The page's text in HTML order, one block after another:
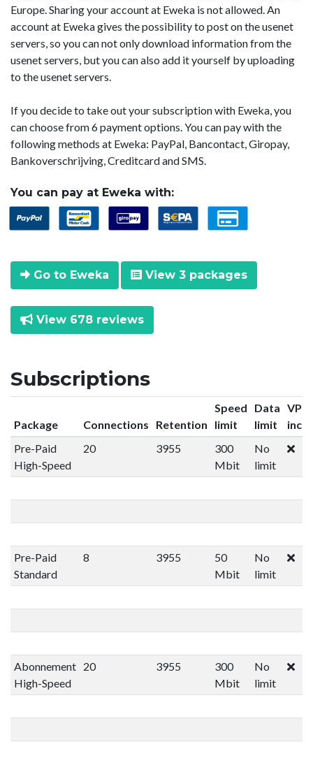
Europe. Sharing your account at Eweka is not allowed. An
account at Eweka gives the possibility to post on the usenet
servers, so you can not only download information from the
usenet servers, but you can also add it yourself by uploading
to the usenet servers.
If you decide to take out your subscription with Eweka, you
can choose from 6 payment options. You can pay with the
following methods at Eweka: PayPal, Bancontact, Giropay,
Bankoverschrijving, Creditcard and SMS.
You can pay at Eweka with:
Go to Eweka View 3 packages
View 678 reviews
Subscriptions
Package Connections Retention
Speed
limit
Data
limit
VPN
Pre-Paid
High-Speed
20 3955
300
Mbit
No
limit
Pre-Paid
Standard
8 3955
50
Mbit
No
limit
Abonnement
High-Speed
20 3955
300
Mbit
No
limit